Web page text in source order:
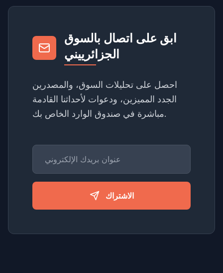
ابق على اتصال بالسوق
الجزائرييني
احصل على تحليلات السوق، والمصدرين
الجدد المميزين، ودعوات لأحداثنا القادمة
مباشرة في صندوق الوارد الخاص بك.
الاشتراك